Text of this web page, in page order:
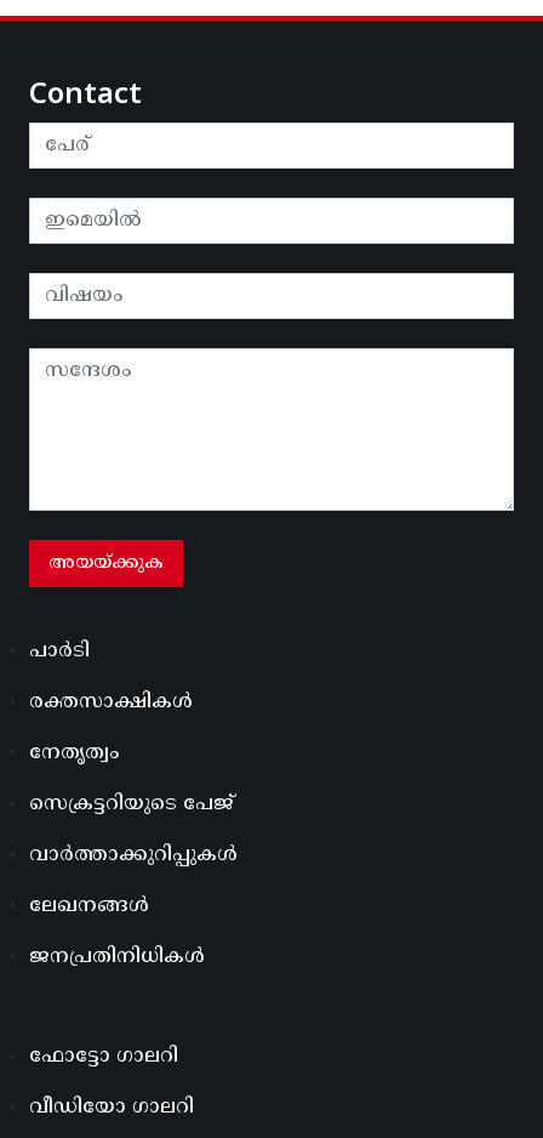
Contact
പാർടി
രക്തസാക്ഷികൾ
നേതൃത്വം
സെക്രട്ടറിയുടെ പേജ്
വാർത്താക്കുറിപ്പുകൾ
ലേഖനങ്ങൾ
ജനപ്രതിനിധികൾ
ഫോട്ടോ ഗാലറി
വീഡിയോ ഗാലറി